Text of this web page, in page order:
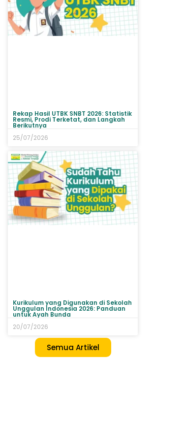
Rekap Hasil UTBK SNBT 2026: Statistik
Resmi, Prodi Terketat, dan Langkah
Berikutnya
25/07/2026
Kurikulum yang Digunakan di Sekolah
Unggulan Indonesia 2026: Panduan
untuk Ayah Bunda
20/07/2026
Semua Artikel